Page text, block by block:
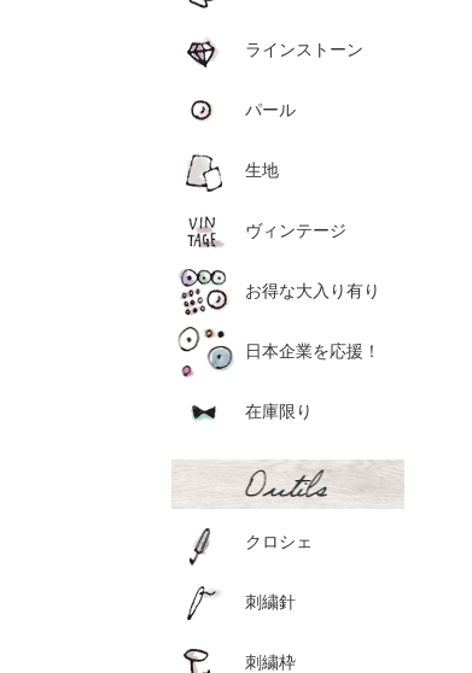
ラインストーン
パール
生地
ヴィンテージ
お得な大入り有り
日本企業を応援！
在庫限り
クロシェ
刺繍針
刺繍枠